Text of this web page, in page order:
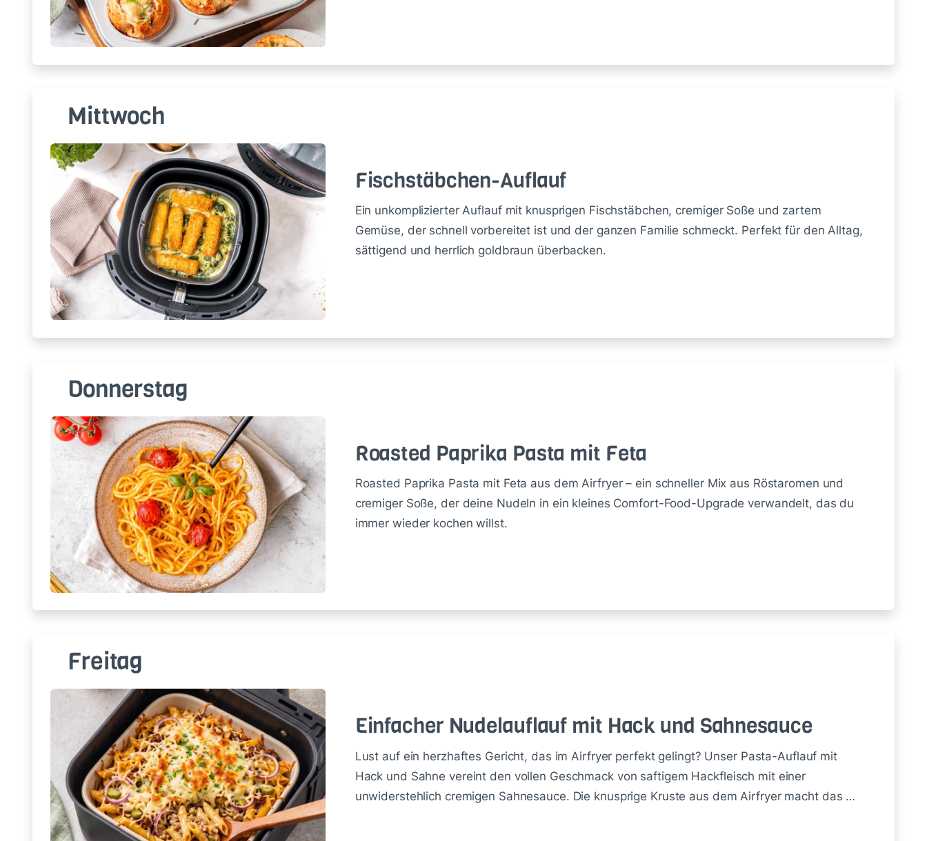
Mittwoch
Fisch­stäb­chen-Auf­lauf
Ein unkomplizierter Auflauf mit knusprigen Fischstäbchen, cremiger Soße und zartem
Gemüse, der schnell vorbereitet ist und der ganzen Familie schmeckt. Perfekt für den Alltag,
sättigend und herrlich goldbraun überbacken.
Donnerstag
Roas­ted Pa­pri­ka Pas­ta mit Feta
Roasted Paprika Pasta mit Feta aus dem Airfryer – ein schneller Mix aus Röstaromen und
cremiger Soße, der deine Nudeln in ein kleines Comfort-Food-Upgrade verwandelt, das du
immer wieder kochen willst.
Freitag
Ein­fa­cher Nu­de­lauf­lauf mit Hack und Sah­ne­sau­ce
Lust auf ein herzhaftes Gericht, das im Airfryer perfekt gelingt? Unser Pasta-Auflauf mit
Hack und Sahne vereint den vollen Geschmack von saftigem Hackfleisch mit einer
unwiderstehlich cremigen Sahnesauce. Die knusprige Kruste aus dem Airfryer macht das …